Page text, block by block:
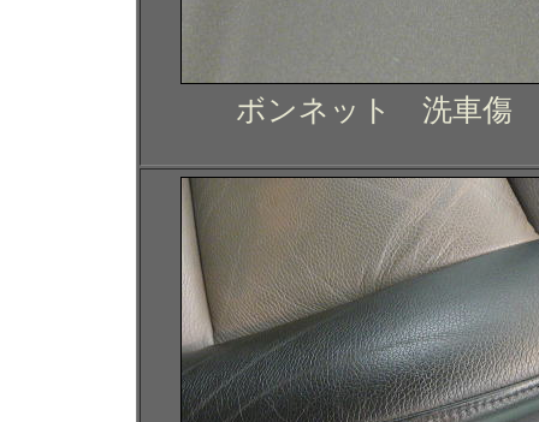
ボンネット 洗車傷